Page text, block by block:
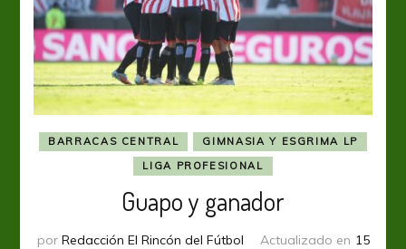
BARRACAS CENTRAL
GIMNASIA Y ESGRIMA LP
LIGA PROFESIONAL
Guapo y ganador
por Redacción El Rincón del Fútbol Actualizado en 15